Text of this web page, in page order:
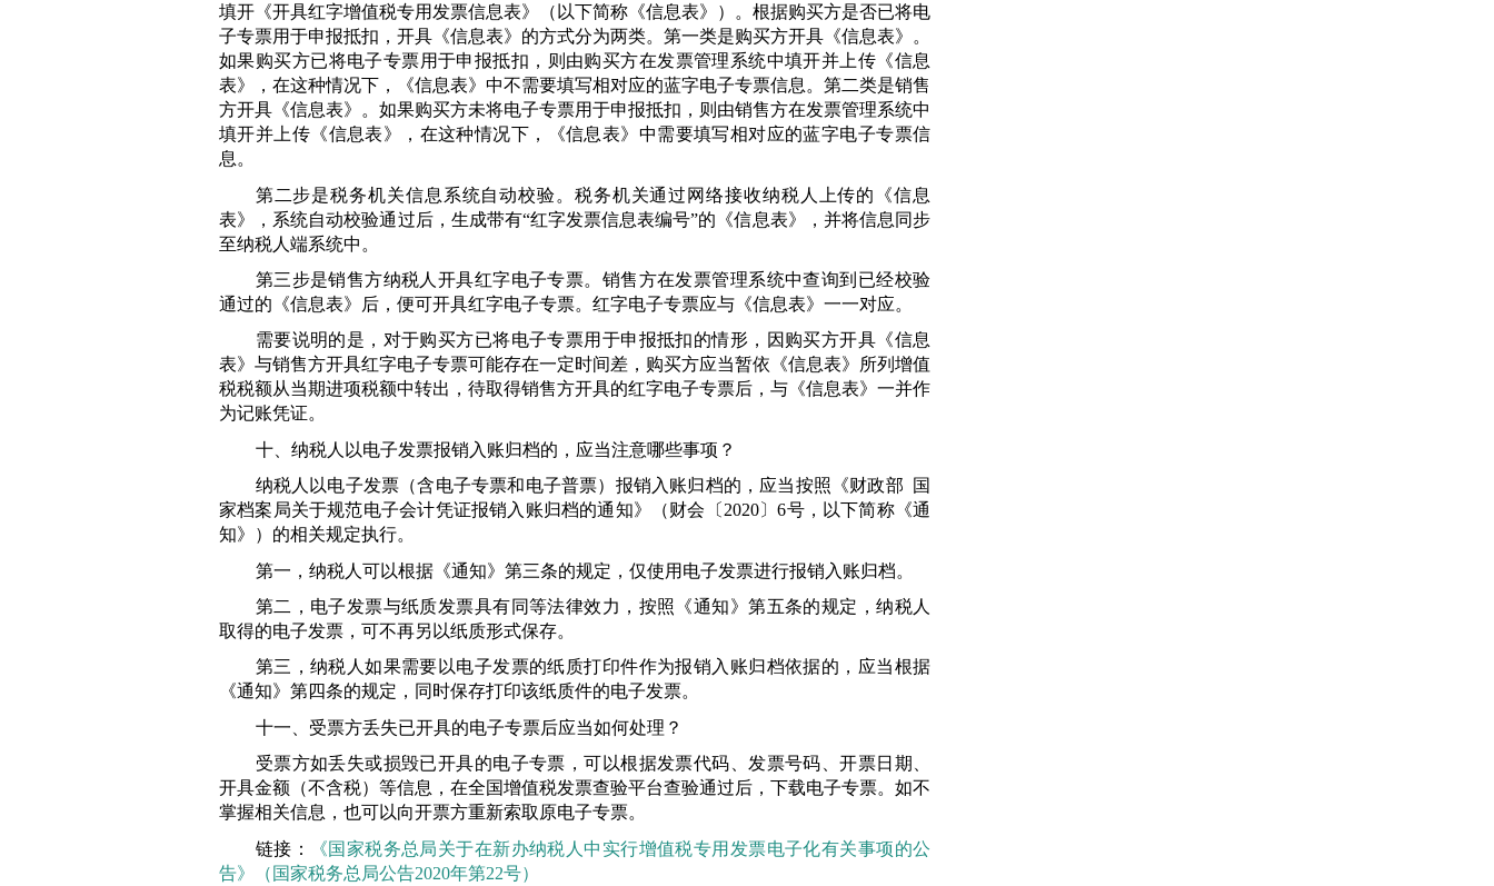
填开《开具红字增值税专用发票信息表》（以下简称《信息表》）。根据购买方是否已将电
子专票用于申报抵扣，开具《信息表》的方式分为两类。第一类是购买方开具《信息表》。
如果购买方已将电子专票用于申报抵扣，则由购买方在发票管理系统中填开并上传《信息
表》，在这种情况下，《信息表》中不需要填写相对应的蓝字电子专票信息。第二类是销售
方开具《信息表》。如果购买方未将电子专票用于申报抵扣，则由销售方在发票管理系统中
填开并上传《信息表》，在这种情况下，《信息表》中需要填写相对应的蓝字电子专票信
息。
第二步是税务机关信息系统自动校验。税务机关通过网络接收纳税人上传的《信息
表》，系统自动校验通过后，生成带有“红字发票信息表编号”的《信息表》，并将信息同步
至纳税人端系统中。
第三步是销售方纳税人开具红字电子专票。销售方在发票管理系统中查询到已经校验
通过的《信息表》后，便可开具红字电子专票。红字电子专票应与《信息表》一一对应。
需要说明的是，对于购买方已将电子专票用于申报抵扣的情形，因购买方开具《信息
表》与销售方开具红字电子专票可能存在一定时间差，购买方应当暂依《信息表》所列增值
税税额从当期进项税额中转出，待取得销售方开具的红字电子专票后，与《信息表》一并作
为记账凭证。
十、纳税人以电子发票报销入账归档的，应当注意哪些事项？
纳税人以电子发票（含电子专票和电子普票）报销入账归档的，应当按照《财政部
国
家档案局关于规范电子会计凭证报销入账归档的通知》（财会〔 2020〕6号，以下简称《通
知》）的相关规定执行。
第一，纳税人可以根据《通知》第三条的规定，仅使用电子发票进行报销入账归档。
第二，电子发票与纸质发票具有同等法律效力，按照《通知》第五条的规定，纳税人
取得的电子发票，可不再另以纸质形式保存。
第三，纳税人如果需要以电子发票的纸质打印件作为报销入账归档依据的，应当根据
《通知》第四条的规定，同时保存打印该纸质件的电子发票。
十一、受票方丢失已开具的电子专票后应当如何处理？
受票方如丢失或损毁已开具的电子专票，可以根据发票代码、发票号码、开票日期、
开具金额（不含税）等信息，在全国增值税发票查验平台查验通过后，下载电子专票。如不
掌握相关信息，也可以向开票方重新索取原电子专票。
链接：
《国家税务总局关于在新办纳税人中实行增值税专用发票电子化有关事项的公
告》（国家税务总局公告2020年第22号）